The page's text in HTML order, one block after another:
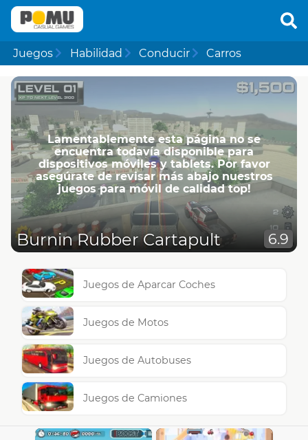
Juegos Habilidad Conducir Carros
Lamentablemente esta página no se
encuentra todavía disponible para
dispositivos móviles y tablets. Por favor
asegúrate de revisar más abajo nuestros
juegos para móvil de calidad top!
Burnin Rubber Cartapult 6.9
Juegos de Aparcar Coches
Juegos de Motos
Juegos de Autobuses
Juegos de Camiones